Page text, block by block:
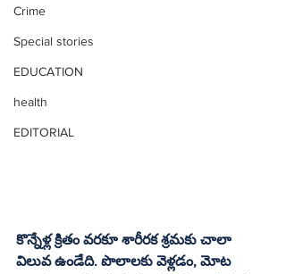
Crime
Special stories
EDUCATION
health
EDITORIAL
కొన్నేళ్ల క్రితం వరకూ శారీరక శ్రమకు చాలా
విలువ ఉండేది. పొలాలకు వెళ్లడం, మోట